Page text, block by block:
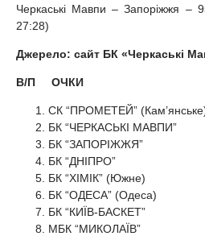
Черкаські Мавпи – Запоріжжя –
27:28)
Джерело: сайт БК «Черкаські
В/П ОЧКИ
СК “ПРОМЕТЕЙ”
БК “ЧЕРКАСЬКІ
БК
БК
БК “ХІМІК”
БК “ОДЕСА”
БК “КИЇВ-
МБК